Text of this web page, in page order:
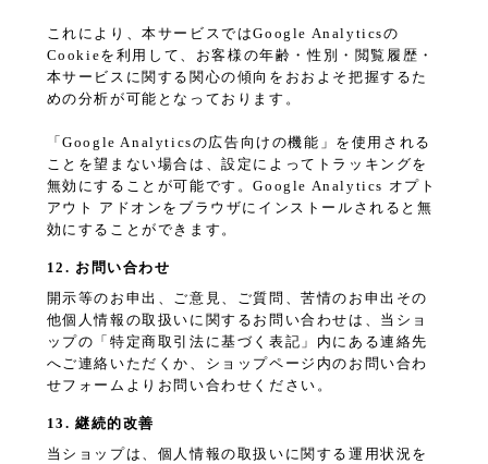
これにより、本サービスではGoogle Analyticsの
Cookieを利用して、お客様の年齢・性別・閲覧履歴・
本サービスに関する関心の傾向をおおよそ把握するた
めの分析が可能となっております。
「Google Analyticsの広告向けの機能」を使用される
ことを望まない場合は、設定によってトラッキングを
無効にすることが可能です。Google Analytics オプト
アウト アドオンをブラウザにインストールされると無
効にすることができます。
12. お問い合わせ
開示等のお申出、ご意見、ご質問、苦情のお申出その
他個人情報の取扱いに関するお問い合わせは、当ショ
ップの「特定商取引法に基づく表記」内にある連絡先
へご連絡いただくか、ショップページ内のお問い合わ
せフォームよりお問い合わせください。
13. 継続的改善
当ショップは、個人情報の取扱いに関する運用状況を